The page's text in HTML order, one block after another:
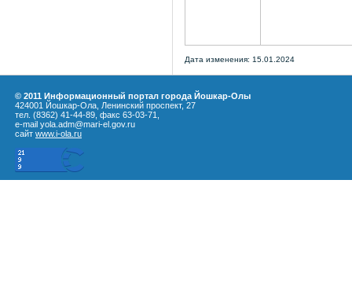
Дата изменения: 15.01.2024
© 2011 Информационный портал города Йошкар-Олы
424001 Йошкар-Ола, Ленинский проспект, 27
тел. (8362) 41-44-89, факс 63-03-71,
e-mail yola.adm@mari-el.gov.ru
сайт www.i-ola.ru